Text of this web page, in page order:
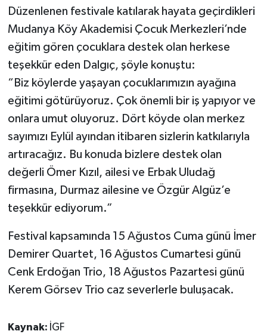
Düzenlenen festivale katılarak hayata geçirdikleri
Mudanya Köy Akademisi Çocuk Merkezleri’nde
eğitim gören çocuklara destek olan herkese
teşekkür eden Dalgıç, şöyle konuştu:
“Biz köylerde yaşayan çocuklarımızın ayağına
eğitimi götürüyoruz. Çok önemli bir iş yapıyor ve
onlara umut oluyoruz. Dört köyde olan merkez
sayımızı Eylül ayından itibaren sizlerin katkılarıyla
artıracağız. Bu konuda bizlere destek olan
değerli Ömer Kızıl, ailesi ve Erbak Uludağ
firmasına, Durmaz ailesine ve Özgür Algüz’e
teşekkür ediyorum.”
Festival kapsamında 15 Ağustos Cuma günü İmer
Demirer Quartet, 16 Ağustos Cumartesi günü
Cenk Erdoğan Trio, 18 Ağustos Pazartesi günü
Kerem Görsev Trio caz severlerle buluşacak.
Kaynak: İGF